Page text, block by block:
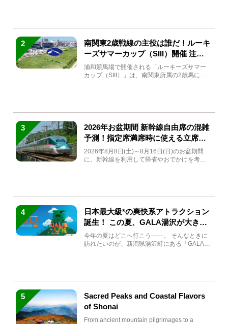
2
南関東2歳戦線の主役は誰だ！ルーキ
ーズサマーカップ（SIII）開催 注目
馬と見どころをチェック
浦和競馬場で開催される「ルーキーズサマー
カップ（SIII）」は、南関東所属の2歳馬によ
3
2026年お盆期間 新幹線自由席の混雑
予測！指定席満席時に使える立席特
急券も解説
2026年8月8日(土)～8月16日(日)のお盆期間
に、新幹線を利用して帰省やおでかけを考え
4
日本最大級*の爽快系アトラクション
誕生！ この夏、GALA湯沢が大きく
生まれ変わる
今年の夏はどこへ行こう――。 そんなときに
訪れたいのが、新潟県湯沢町にある「GALA湯
5
Sacred Peaks and Coastal Flavors
of Shonai
From ancient mountain pilgrimages to a